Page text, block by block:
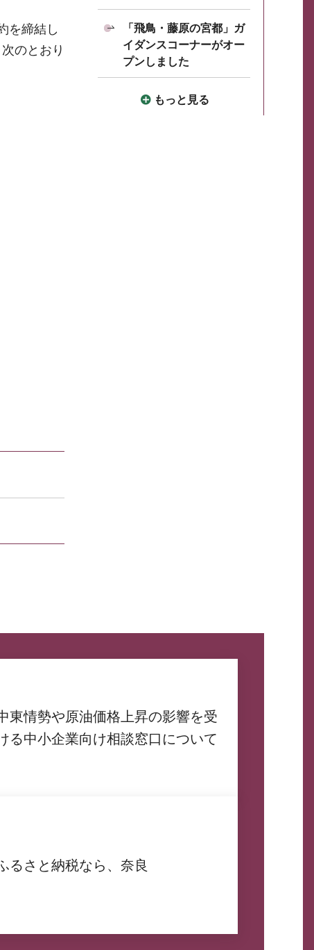
を締結し
のとおり
「飛鳥・藤原の宮都」ガ
イダンスコーナーがオー
プンしました
もっと見る
東情勢や原油価格上昇の影響を受
る中小企業向け相談窓口について
るさと納税なら、奈良